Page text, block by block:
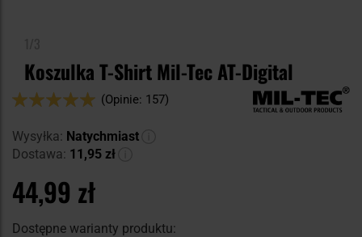
Koszulka T-Shirt Mil-Tec AT-Digital
Ocena:
(Opinie: 157)
Wysyłka: Natychmiast
Dostawa: 11,95 zł
44,99 zł
Dostępne warianty produktu: